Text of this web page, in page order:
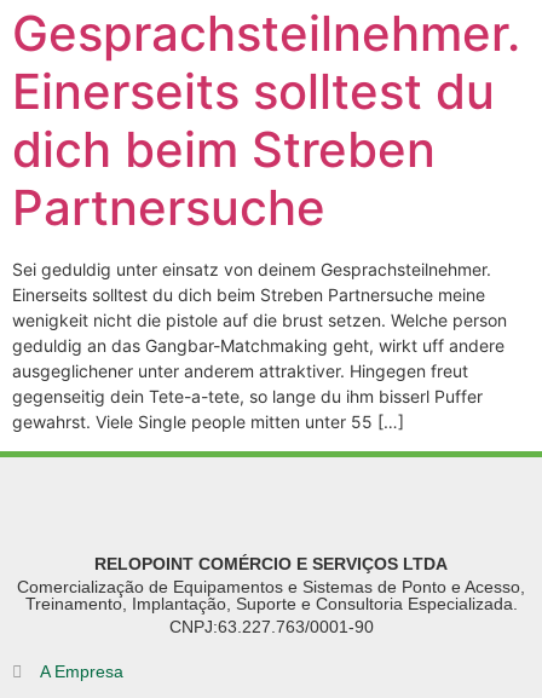
Gesprachsteilnehmer.
Einerseits solltest du
dich beim Streben
Partnersuche
Sei geduldig unter einsatz von deinem Gesprachsteilnehmer.
Einerseits solltest du dich beim Streben Partnersuche meine
wenigkeit nicht die pistole auf die brust setzen. Welche person
geduldig an das Gangbar-Matchmaking geht, wirkt uff andere
ausgeglichener unter anderem attraktiver. Hingegen freut
gegenseitig dein Tete-a-tete, so lange du ihm bisserl Puffer
gewahrst. Viele Single people mitten unter 55 […]
RELOPOINT COMÉRCIO E SERVIÇOS LTDA
Comercialização de Equipamentos e Sistemas de Ponto e Acesso,
Treinamento, Implantação, Suporte e Consultoria Especializada.
CNPJ:63.227.763/0001-90
A Empresa